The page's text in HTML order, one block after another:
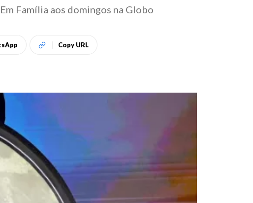
Família aos domingos na Globo
Copy URL